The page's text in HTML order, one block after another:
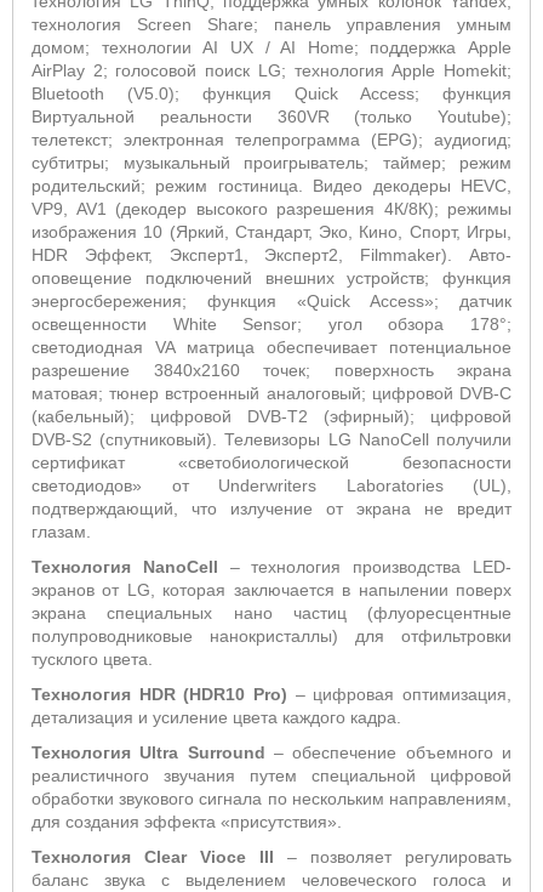
технология Screen Share; панель управления умным
домом; технологии AI UX / AI Home; поддержка Apple
AirPlay 2; голосовой поиск LG; технология Apple Homekit;
Bluetooth (V5.0); функция Quick Access; функция
Виртуальной реальности 360VR (только Youtube);
телетекст; электронная телепрограмма (EPG); аудиогид;
субтитры; музыкальный проигрыватель; таймер; режим
родительский; режим гостиница. Видео декодеры HEVC,
VP9, AV1 (декодер высокого разрешения 4К/8К); режимы
изображения 10 (Яркий, Стандарт, Эко, Кино, Спорт, Игры,
HDR Эффект, Эксперт1, Эксперт2, Filmmaker). Авто-
оповещение подключений внешних устройств; функция
энергосбережения; функция «Quick Access»; датчик
освещенности White Sensor; угол обзора 178°;
светодиодная VA матрица обеспечивает потенциальное
разрешение 3840x2160 точек; поверхность экрана
матовая; тюнер встроенный аналоговый; цифровой DVB-C
(кабельный); цифровой DVB-T2 (эфирный); цифровой
DVB-S2 (спутниковый). Телевизоры LG NanoCell получили
сертификат «светобиологической безопасности
светодиодов» от Underwriters Laboratories (UL),
подтверждающий, что излучение от экрана не вредит
глазам.
Технология NanoCell – технология производства LED-
экранов от LG, которая заключается в напылении поверх
экрана специальных нано частиц (флуоресцентные
полупроводниковые нанокристаллы) для отфильтровки
тусклого цвета.
Технология HDR (HDR10 Pro) – цифровая оптимизация,
детализация и усиление цвета каждого кадра.
Технология Ultra Surround– обеспечение объемного и
реалистичного звучания путем специальной цифровой
обработки звукового сигнала по нескольким направлениям,
для создания эффекта «присутствия».
Технология Clear Vioce III – позволяет регулировать
баланс звука с выделением человеческого голоса и